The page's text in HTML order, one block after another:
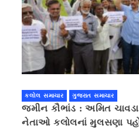
કલોલ સમાચાર ગુજરાત સમાચાર
જમીન કૌભાંડ : અમિત
નેતાઓ કલોલનાં મુલસણા